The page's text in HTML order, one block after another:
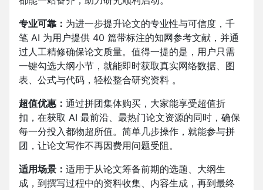
专业可靠： 为进一步提升论文的专业性与可信度，千
笔 AI 为用户提供 40 篇带标注的知网参考文献，并通
过人工精修确保论文质量。值得一提的是，用户只需
一键勾选大纲小节，就能即时获取真实网络数据、图
表、公式与代码，轻松整合研究资料 。​
超值优惠： 通过拼团集体购买，大家能享受超值折
扣，在获取 AI 最前沿、最热门论文资源的同时，确保
每一分投入都物超所值。简单几步操作，就能参与拼
团，让论文写作不再因费用问题受阻。
适用场景： 适用于从论文筹备前期的选题、大纲生
成，到撰写过程中的资料收集、内容生成，再到最终